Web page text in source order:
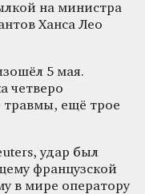
на министра
Ханса Лео
5 мая.
четверо
травмы, ещё трое
удар был
французской
в мире оператору